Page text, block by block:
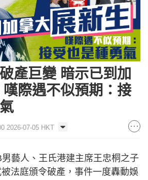
產巨變 暗示已到加
際遇不似預期：接
2026-07-05 HKT
藝人、王氏港建主席王忠桐之子
法庭頒令破產，事件一度轟動娛